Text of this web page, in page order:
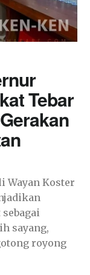
Tebar
Wayan Koster
sayang,
royong